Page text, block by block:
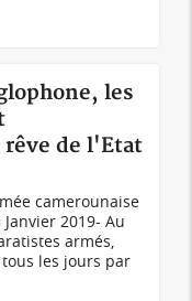
les
de l'Etat
camerounaise
2019- Au
armés,
les jours par